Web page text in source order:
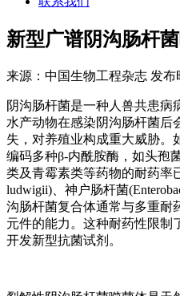
新型广谱阴沟肠杆
来源： 中国生物工程杂志 发布
阴沟肠杆菌是一种人兽共患
水产动物在感染阴沟肠杆菌后
失，对养殖业构成重大威胁。
编码多种β-内酰胺酶，如头孢
类及青霉素类等药物的耐药率
ludwigii)、神户肠杆菌
沟肠杆菌复合体通常与多重耐
元件的能力。这种耐药性限制
开发新型抗菌试剂。